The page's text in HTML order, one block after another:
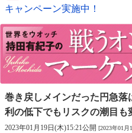
キャンペーン実施中！
巻き戻しメインだった円急落
利の低下でもリスクの潮目も
2023年01月19日(木)15:21公開 [2023年01月